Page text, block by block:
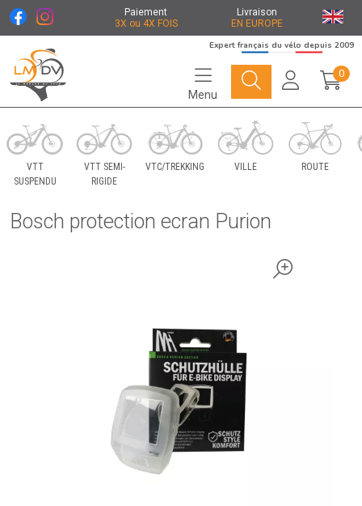
Paiement
3X ou 4X FOIS
Livraison
EN EUROPE
Le Marché du Vélo Votre distributeurs de vélo
Expert français du vélo depuis 2009
Menu
0
VTT
SUSPENDU
VTT SEMI-
RIGIDE
VTC/TREKKING VILLE ROUTE
Bosch protection ecran Purion